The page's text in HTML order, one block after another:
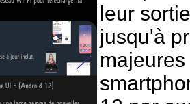
leur
jusqu'à